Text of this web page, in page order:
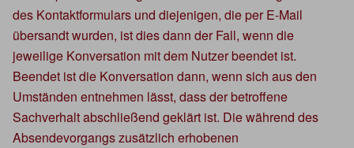
des Kontaktformulars und diejenigen, die per E-Mail
übersandt wurden, ist dies dann der Fall, wenn die
jeweilige Konversation mit dem Nutzer beendet ist.
Beendet ist die Konversation dann, wenn sich aus den
Umständen entnehmen lässt, dass der betroffene
Sachverhalt abschließend geklärt ist. Die während des
Absendevorgangs zusätzlich erhobenen